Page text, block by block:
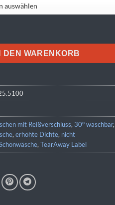
DEN WARENKORB
mit Reißverschluss, 30° waschbar,
,erhöhte Dichte, nicht
,TearAway Label